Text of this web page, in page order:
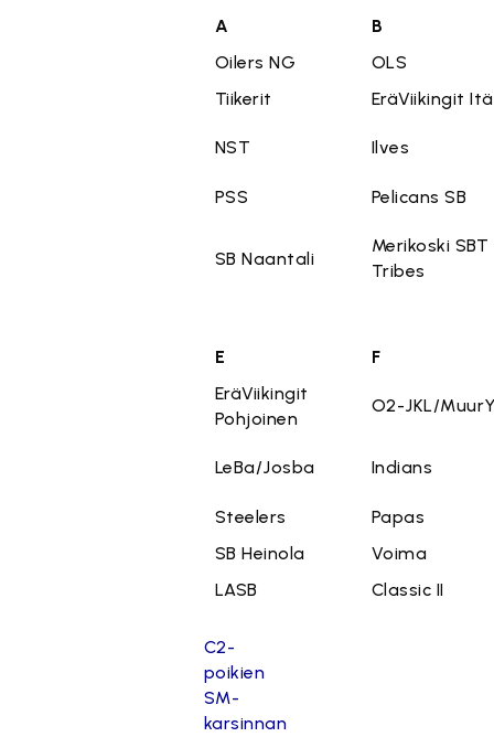
A
B
Oilers NG
OLS
Tiikerit
EräViikingit Itä
NST Ilves
PSS Pelicans SB
SB Naantali
Merikoski SBT
Tribes
E
F
EräViikingit
Pohjoinen
O2-JKL/
LeBa/Josba Indians
Steelers
Papas
SB Heinola
Voima
LASB
Classic II
C2-
poikien
SM-
karsinnan